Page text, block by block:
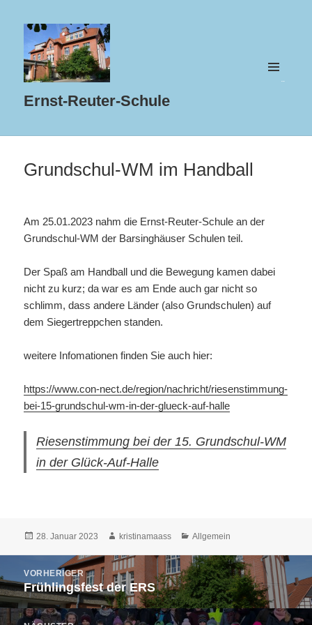
Ernst-Reuter-Schule
Grundschul-WM im Handball
Am 25.01.2023 nahm die Ernst-Reuter-Schule an der
Grundschul-WM der Barsinghäuser Schulen teil.
Der Spaß am Handball und die Bewegung kamen dabei
nicht zu kurz; da war es am Ende auch gar nicht so
schlimm, dass andere Länder (also Grundschulen) auf
dem Siegertreppchen standen.
weitere Infomationen finden Sie auch hier:
https://www.con-nect.de/region/nachricht/riesenstimmung-
bei-15-grundschul-wm-in-der-glueck-auf-halle
Riesenstimmung bei der 15. Grundschul-WM
in der Glück-Auf-Halle
Veröffentlicht
28. Januar 2023 Autor
kristinamaass Kategorien
Allgemein
Beitragsnavigation
VORHERIGER
Vorheriger
Beitrag:
Frühlingsfest der ERS